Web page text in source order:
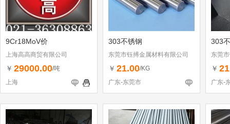
9Cr18MoV价
上海高高商贸有限公司
￥ 29000.00/吨
上海
303不锈钢
东莞市钰搏金属材料有限公司
￥ 21.00/KG
广东-东莞市
303
东莞
￥
广东-